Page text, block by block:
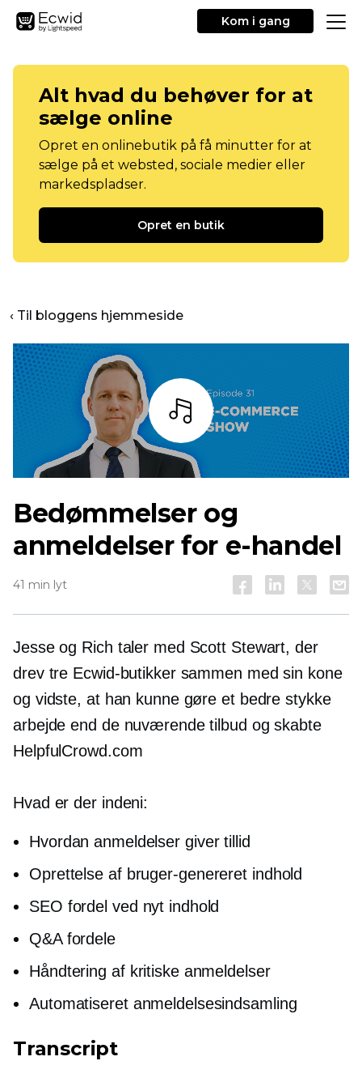
Kom i gang
Alt hvad du behøver for at
sælge online
Opret en onlinebutik på få minutter for at
sælge på et websted, sociale medier eller
markedspladser.
Opret en butik
‹ Til bloggens hjemmeside
Lyt
Bedømmelser og
anmeldelser for e-handel
41 min lyt
Jesse og Rich taler med Scott Stewart, der
drev tre Ecwid-butikker sammen med sin kone
og vidste, at han kunne gøre et bedre stykke
arbejde end de nuværende tilbud og skabte
HelpfulCrowd.com
Hvad er der indeni:
Hvordan anmeldelser giver tillid
Oprettelse af bruger-genereret indhold
SEO fordel ved nyt indhold
Q&A fordele
Håndtering af kritiske anmeldelser
Automatiseret anmeldelsesindsamling
Transcript